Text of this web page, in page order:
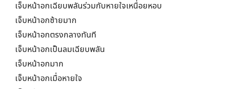
เจ็บหน้าอกเฉียบพลันร่วมกับหายใจเหนื่อยหอบ
เจ็บหน้าอกซ้ายมาก
เจ็บหน้าอกตรงกลางทันที
เจ็บหน้าอกเป็นลมเฉียบพลัน
เจ็บหน้าอกมาก
เจ็บหน้าอกเมื่อหายใจ